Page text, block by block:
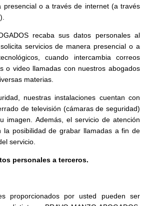
presencial o a través de internet (a través
recaba sus datos personales al
servicios de manera presencial o a
cuando intercambia correos
o video llamadas con nuestros abogados
materias.
nuestras instalaciones cuentan con
de televisión (cámaras de seguridad)
imagen. Además, el servicio de atención
la posibilidad de grabar llamadas a fin de
servicio.
personales a terceros.
proporcionados por usted pueden ser